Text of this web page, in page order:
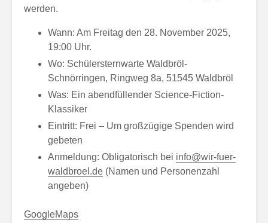
werden.
Wann: Am Freitag den 28. November 2025,
19:00 Uhr.
Wo: Schülersternwarte Waldbröl-
Schnörringen, Ringweg 8a, 51545 Waldbröl
Was: Ein abendfüllender Science-Fiction-
Klassiker
Eintritt: Frei – Um großzügige Spenden wird
gebeten
Anmeldung: Obligatorisch bei info@wir-fuer-
waldbroel.de (Namen und Personenzahl
angeben)
GoogleMaps